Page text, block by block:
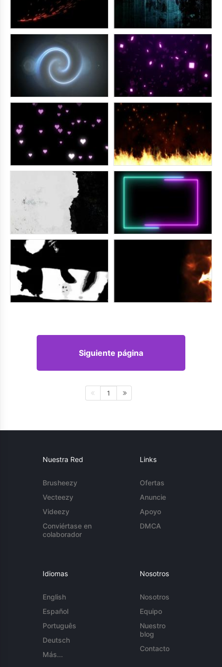
Siguiente página
1
Nuestra Red
Brusheezy
Vecteezy
Videezy
Conviértase en
colaborador
Links
Ofertas
Anuncie
Apoyo
DMCA
Idiomas
English
Español
Português
Deutsch
Más...
Nosotros
Nosotros
Equipo
Nuestro
blog
Contacto